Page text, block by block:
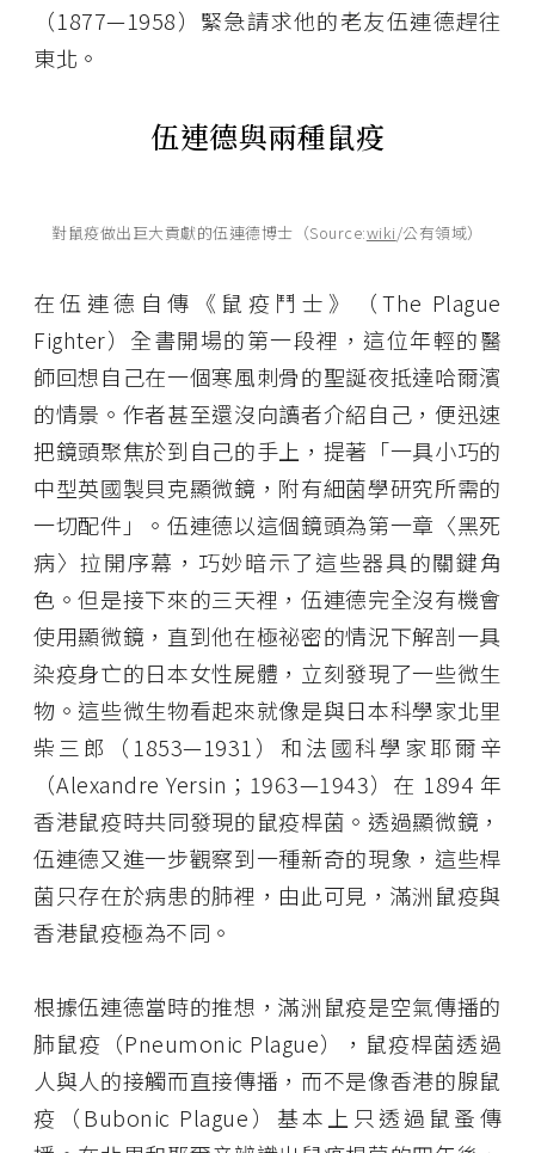
（1877—1958）緊急請求他的老友伍連德趕往
東北。
伍連德與兩種鼠疫
對鼠疫做出巨大貢獻的伍連德博士（Source:wiki/公有領域）
在伍連德自傳《鼠疫鬥士》（The Plague
Fighter）全書開場的第一段裡，這位年輕的醫
師回想自己在一個寒風刺骨的聖誕夜抵達哈爾濱
的情景。作者甚至還沒向讀者介紹自己，便迅速
把鏡頭聚焦於到自己的手上，提著「一具小巧的
中型英國製貝克顯微鏡，附有細菌學研究所需的
一切配件」。伍連德以這個鏡頭為第一章〈黑死
病〉拉開序幕，巧妙暗示了這些器具的關鍵角
色。但是接下來的三天裡，伍連德完全沒有機會
使用顯微鏡，直到他在極祕密的情況下解剖一具
染疫身亡的日本女性屍體，立刻發現了一些微生
物。這些微生物看起來就像是與日本科學家北里
柴三郎（1853—1931）和法國科學家耶爾辛
（Alexandre Yersin；1963—1943）在 1894 年
香港鼠疫時共同發現的鼠疫桿菌。透過顯微鏡，
伍連德又進一步觀察到一種新奇的現象，這些桿
菌只存在於病患的肺裡，由此可見，滿洲鼠疫與
香港鼠疫極為不同。
根據伍連德當時的推想，滿洲鼠疫是空氣傳播的
肺鼠疫（Pneumonic Plague），鼠疫桿菌透過
人與人的接觸而直接傳播，而不是像香港的腺鼠
疫（Bubonic Plague）基本上只透過鼠蚤傳